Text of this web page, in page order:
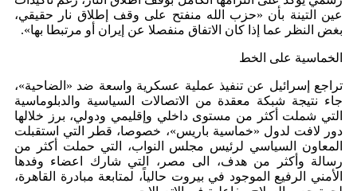
عين التينة بأن «حزب الله منفتح على وقف إطلاق نار حقيقي،
بغض النظر عما إذا كان الاتفاق منفصلا عن إيران أو مرتبطا بها».
الخماسية على الخط
تراجع إسرائيل عن تنفيذ عملية عسكرية واسعة ضد «الضاحية»،
جاء نتيجة شبكة معقدة من الاتصالات السياسية والدبلوماسية
التي شملت أكثر من مستوى داخلي وإقليمي ودولي، برز خلالها
دور لافت لدول «خماسية باريس»، خصوصا، قطر التي استقبلت
المعاون السياسي لرئيس مجلس النواب، التي حملت أكثر من
رسالة وأكثر من هدف، الى مصر، التي شارك اعضاء وفدها
الأمني الرفيع الموجود في بيروت حالياً، لمتابعة مبادرة القاهرة،